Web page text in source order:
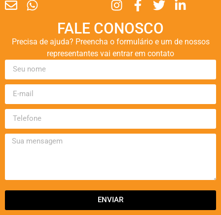
FALE CONOSCO
Precisa de ajuda? Preencha o formulário e um de nossos
representantes vai entrar em contato
ENVIAR